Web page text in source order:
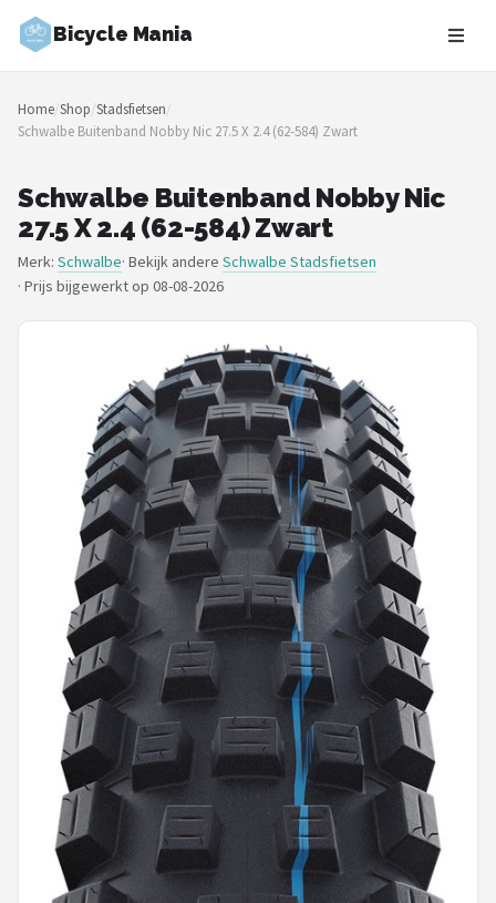
Bicycle Mania
Zoeken
NAVIGATIE
Merken
Blog
Fietsroutes
Kinderfietsen
Stadsfietsen
Elektrische fietsen
Mountainbikes
Shop
POPULAIRE MERKEN
Basil
Volare
ABUS
AXA
New Looxs
Home/Shop/Stadsfietsen/
Schwalbe Buitenband Nobby Nic 27.5 X 2.4 (62-584) Zwart
Schwalbe Buitenband Nobby Nic
27.5 X 2.4 (62-584) Zwart
Merk: Schwalbe· Bekijk andere Schwalbe Stadsfietsen
· Prijs bijgewerkt op 08-08-2026